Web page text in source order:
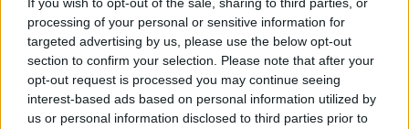
processing of your personal or sensitive information for
targeted advertising by us, please use the below opt-out
section to confirm your selection. Please note that after your
opt-out request is processed you may continue seeing
interest-based ads based on personal information utilized by
us or personal information disclosed to third parties prior to
29/07/26|10:40
Νέα συνεργασία ALTUS-LSA και
Shield AI για την ανάπτυξη
προηγμένων μη επανδρωμένων
αεροπορικών συστημάτων
28/07/26|14:52